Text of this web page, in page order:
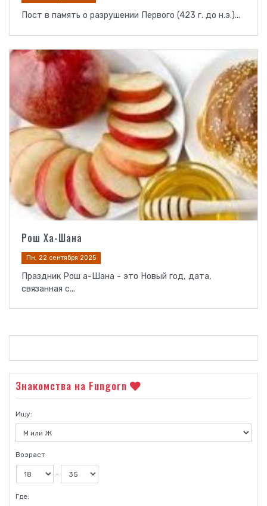
Пост в память о разрушении Первого (423 г. до н.э.)...
Рош Ха-Шана
Пн, 22 сентября 2025
Праздник Рош а-Шана - это Новый год, дата,
связанная с...
Знакомства на Fungorn
Ищу:
Возраст
-
Где: